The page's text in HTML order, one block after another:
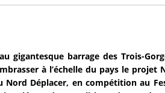
gigantesque barrage des Trois-
à l’échelle du pays le projet
Nord Déplacer, en compétition au